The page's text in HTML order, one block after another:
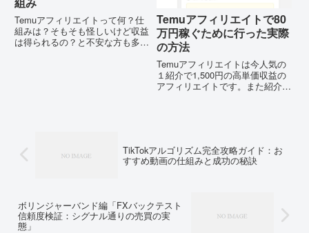
Temuアフィリエイトって何？仕
組みは？そもそも怪しいけど収益
は得られるの？と不安な方も多い
Temuアフィリエイトで80
万円稼ぐために行った実際
の方法
Temuアフィリエイトは今人気の
１紹介で1,500円の高単価収益の
アフィリエイトです。また紹介者
TikTokアルゴリズム完全攻略ガイド：お
すすめ動画の仕組みと成功の秘訣
ボリンジャーバンド編「FXバックテスト
信頼度検証：シグナル通りの売買の実
態」